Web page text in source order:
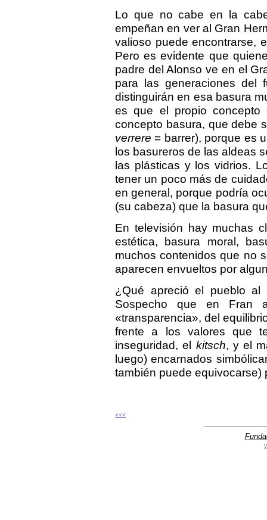
Lo que no cabe en la
empeñan en ver al Gran
valioso puede encontrarse,
Pero es evidente que
padre del Alonso ve en el
para las generaciones del
distinguirán en esa basura
es que el propio
concepto basura, que debe
verrere = barrer), porque es
los basureros de las aldeas
las plásticas y los vidrios.
tener un poco más de
en general, porque podría
(su cabeza) que la basura
En televisión hay muchas
estética, basura moral,
muchos contenidos que no
aparecen envueltos por
¿Qué apreció el pueblo
Sospecho que en Fran
«transparencia», del
frente a los valores que
inseguridad, el kitsch, y el
luego) encarnados
también puede equivocarse)
<<<